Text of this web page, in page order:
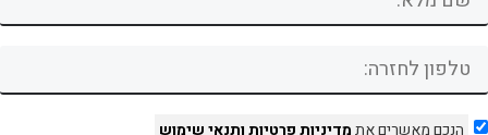
הנכם מאשרים אתמדיניות פרטיותותנאי שימוש